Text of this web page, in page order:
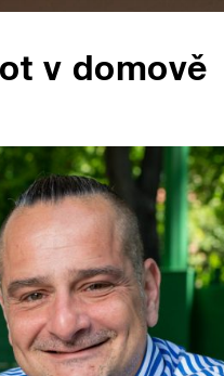
v domově